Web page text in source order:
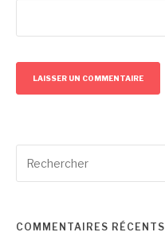
pour
COMMENTAIRES RÉCENTS